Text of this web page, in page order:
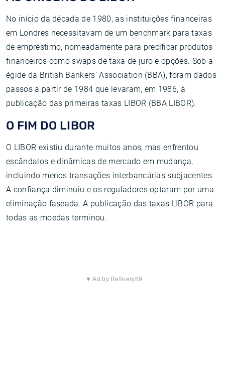
No início da década de 1980, as instituições financeiras
em Londres necessitavam de um benchmark para taxas
de empréstimo, nomeadamente para precificar produtos
financeiros como swaps de taxa de juro e opções. Sob a
égide da British Bankers’ Association (BBA), foram dados
passos a partir de 1984 que levaram, em 1986, à
publicação das primeiras taxas LIBOR (BBA LIBOR).
O FIM DO LIBOR
O LIBOR existiu durante muitos anos, mas enfrentou
escândalos e dinâmicas de mercado em mudança,
incluindo menos transações interbancárias subjacentes.
A confiança diminuiu e os reguladores optaram por uma
eliminação faseada. A publicação das taxas LIBOR para
todas as moedas terminou.
▼ Ad by Refinery89